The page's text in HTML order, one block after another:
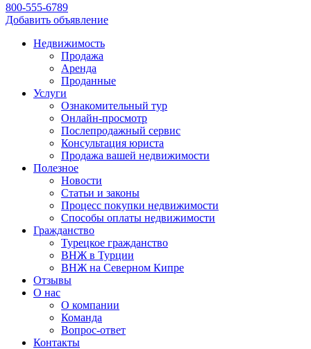
800-555-6789
Добавить объявление
Недвижимость
Продажа
Аренда
Проданные
Услуги
Ознакомительный тур
Онлайн-просмотр
Послепродажный сервис
Консультация юриста
Продажа вашей недвижимости
Полезное
Новости
Статьи и законы
Процесс покупки недвижимости
Способы оплаты недвижимости
Гражданство
Турецкое гражданство
ВНЖ в Турции
ВНЖ на Северном Кипре
Отзывы
О нас
О компании
Команда
Вопрос-ответ
Контакты